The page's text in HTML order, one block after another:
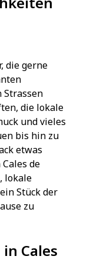
die gerne
Strassen
die lokale
und vieles
bis hin zu
etwas
de
lokale
Stück der
zu
Cales